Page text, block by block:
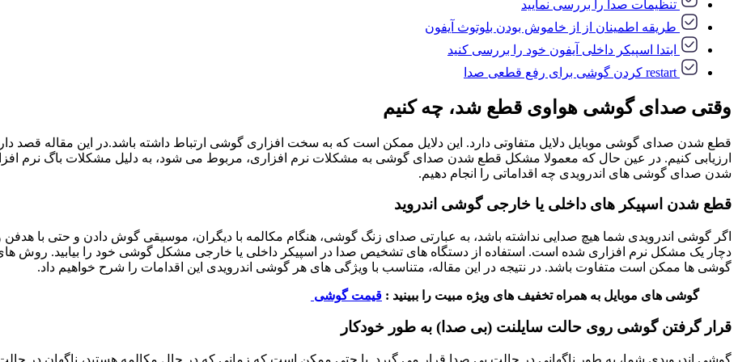
تنظیمات صدا را بررسی نمایید
طریقه اطمینان از از خاموش بودن بلوتوث آیفون
ابتدا اسپیکر داخلی آیفون خود را بررسی کنید
وقتی صدای گوشی هواوی قطع شد، چه کنیم
قطع شدن صدای گوشی موبایل دلایل متفاوتی دارد. این دلایل ممکن است که به سخت افزاری گوشی ارتباط داشته باشد.در این مقاله قصد
ارزیابی کنیم. در عین حال که معمولا مشکل قطع شدن صدای گوشی به مشکلات نرم افزاری، مربوط می شود، به دلیل مشکلات باگ نرم
شدن صدای گوشی های اندرویدی چه اقداماتی را انجام دهیم.
قطع شدن اسپیکر های داخلی یا خارجی گوشی اندروید
اگر گوشی اندرویدی شما هیچ صدایی نداشته باشد، به عبارتی صدای زنگ گوشی، هنگام مکالمه با دیگران، موسیقی گوش دادن و حتی با
دچار یک مشکل نرم افزاری شده است. استفاده از دستگاه های تشخیص صدا در اسپیکر داخلی یا خارجی مشکل گوشی خود را بیابید. روش
گوشی ها ممکن است متفاوت باشد. در نتیجه در این مقاله، متناسب با ویژگی های هر گوشی اندرویدی این اقدامات را شرح خواهیم داد.
گوشی های موبایل به همراه تخفیف های ویژه مبیت را ببینید : قیمت گوشی
قرار گرفتن گوشی روی حالت سایلنت (بی صدا) به طور خودکار
گوشی اندرویدی شما، به طور ناگهانی در حالت بی صدا قرار می گیرد. یا حتی ممکن است که زمانی که در حال مکالمه هستید، ناگهان در